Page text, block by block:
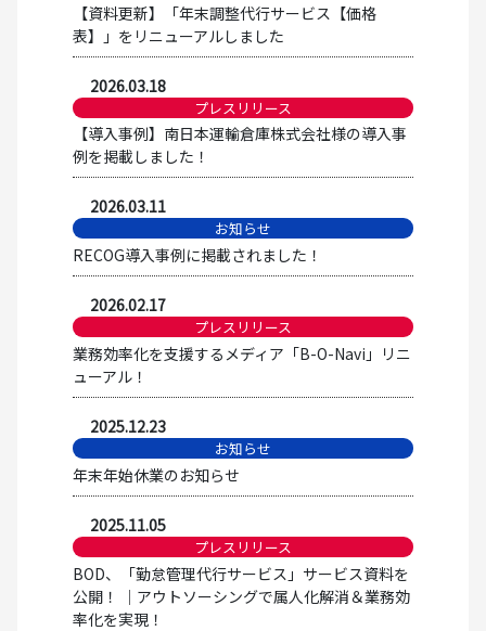
【資料更新】「年末調整代行サービス【価格
表】」をリニューアルしました
2026.03.18
プレスリリース
【導入事例】南日本運輸倉庫株式会社様の導入事
例を掲載しました！
2026.03.11
お知らせ
RECOG導入事例に掲載されました！
2026.02.17
プレスリリース
業務効率化を支援するメディア「B-O-Navi」リニ
ューアル！
2025.12.23
お知らせ
年末年始休業のお知らせ
2025.11.05
プレスリリース
BOD、「勤怠管理代行サービス」サービス資料を
公開！ │アウトソーシングで属人化解消＆業務効
率化を実現！